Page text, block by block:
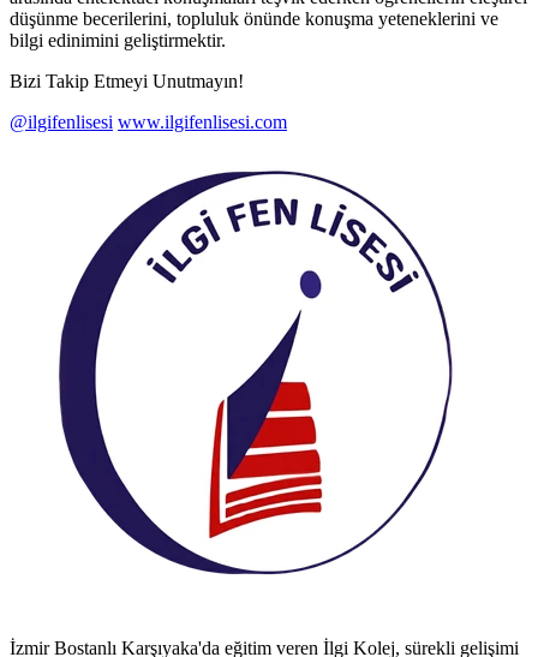
düşünme becerilerini, topluluk önünde konuşma yeteneklerini ve
bilgi edinimini geliştirmektir.
Bizi Takip Etmeyi Unutmayın!
@ilgifenlisesi www.ilgifenlisesi.com
İzmir Bostanlı Karşıyaka'da eğitim veren İlgi Kolej, sürekli gelişimi